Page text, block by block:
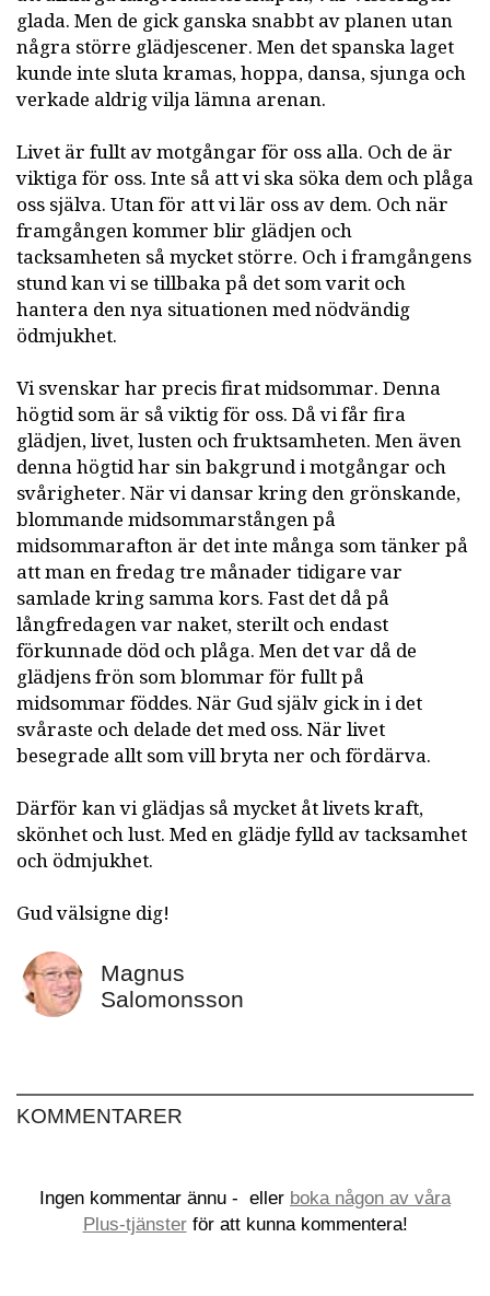
glada. Men de gick ganska snabbt av planen utan
några större glädjescener. Men det spanska laget
kunde inte sluta kramas, hoppa, dansa, sjunga och
verkade aldrig vilja lämna arenan.
Livet är fullt av motgångar för oss alla. Och de är
viktiga för oss. Inte så att vi ska söka dem och plåga
oss själva. Utan för att vi lär oss av dem. Och när
framgången kommer blir glädjen och
tacksamheten så mycket större. Och i framgångens
stund kan vi se tillbaka på det som varit och
hantera den nya situationen med nödvändig
ödmjukhet.
Vi svenskar har precis firat midsommar. Denna
högtid som är så viktig för oss. Då vi får fira
glädjen, livet, lusten och fruktsamheten. Men även
denna högtid har sin bakgrund i motgångar och
svårigheter. När vi dansar kring den grönskande,
blommande midsommarstången på
midsommarafton är det inte många som tänker på
att man en fredag tre månader tidigare var
samlade kring samma kors. Fast det då på
långfredagen var naket, sterilt och endast
förkunnade död och plåga. Men det var då de
glädjens frön som blommar för fullt på
midsommar föddes. När Gud själv gick in i det
svåraste och delade det med oss. När livet
besegrade allt som vill bryta ner och fördärva.
Därför kan vi glädjas så mycket åt livets kraft,
skönhet och lust. Med en glädje fylld av tacksamhet
och ödmjukhet.
Gud välsigne dig!
Magnus
Salomonsson
KOMMENTARER
Ingen kommentar ännu - eller boka någon av våra
Plus-tjänsterför att kunna kommentera!